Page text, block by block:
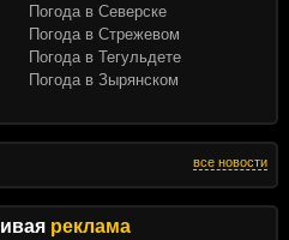
все новости
реклама
Погода в Северске
Погода в Стрежевом
Погода в Тегульдете
Погода в Зырянском